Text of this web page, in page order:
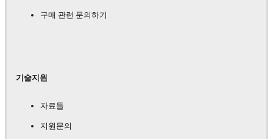
구매 관련 문의하기
기술지원
자료들
지원문의